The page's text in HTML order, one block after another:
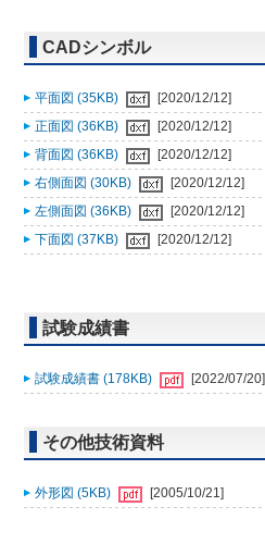
CADシンボル
平面図 (35KB)
[2020/12/12]
正面図 (36KB)
[2020/12/12]
背面図 (36KB)
[2020/12/12]
右側面図 (30KB)
[2020/12/12]
左側面図 (36KB)
[2020/12/12]
下面図 (37KB)
[2020/12/12]
試験成績書
試験成績書 (178KB) [2022/07/20]
その他技術資料
外形図 (5KB) [2005/10/21]